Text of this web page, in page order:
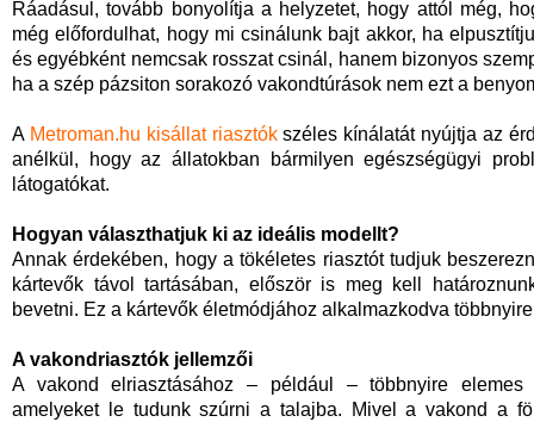
Ráadásul, tovább bonyolítja a helyzetet, hogy attól még,
még előfordulhat, hogy mi csinálunk bajt akkor, ha
és egyébként nemcsak rosszat csinál, hanem bizonyos
ha a szép pázsiton sorakozó vakondtúrások nem ezt a
A Metroman.hu kisállat riasztókszéles kínálatát nyújtja az
anélkül, hogy az állatokban bármilyen egészségügyi
látogatókat.
Hogyan választhatjuk ki az ideális modellt?
Annak érdekében, hogy a tökéletes riasztót tudjuk
kártevők távol tartásában, először is meg kell
bevetni. Ez a kártevők életmódjához alkalmazkodva
A vakondriasztók jellemzői
A vakond elriasztásához – például – többnyire elemes
amelyeket le tudunk szúrni a talajba. Mivel a vakond a